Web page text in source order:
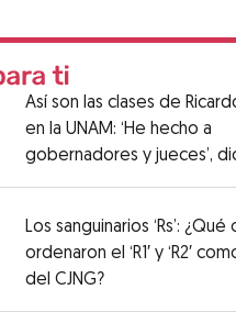
Así son las clases de
en la UNAM: ‘He hecho a
gobernadores y jueces’,
alumnos
Los sanguinarios ‘Rs’: ¿Qué
ordenaron el ‘R1′ y ‘R2′
del CJNG?